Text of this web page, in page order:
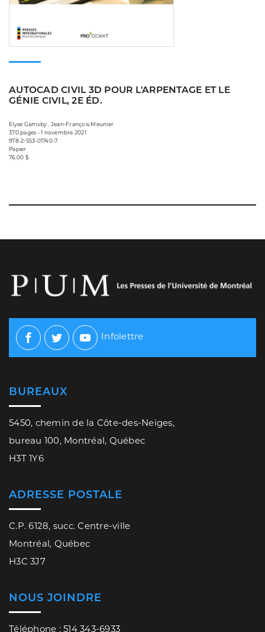
AUTOCAD CIVIL 3D POUR L'ARPENTAGE ET LE
GÉNIE CIVIL, 2E ÉD.
Elyse Gamsby , Jean-François Meunier
370 pages • 1 novembre 2021
978-2-553-01740-7
Papier
76,00 $
Facebook
TwitterYoutube
Infolettre
BUREAUX
5450, chemin de la Côte-des-Neiges,
bureau 100, Montréal, Québec
H3T 1Y6
ADRESSE POSTALE
C.P. 6128, succ. Centre-ville
Montréal, Québec
H3C 3J7
NOUS JOINDRE
Téléphone : 514 343-6933